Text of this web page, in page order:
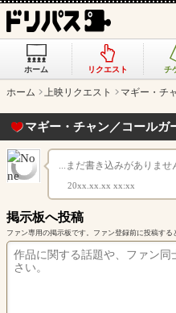
ホーム リクエスト チ
ホーム 上映リクエスト マギー・チ
マギー・チャン／コールガ
...まだ書き込みがありま
20xx.xx.xx xx:xx
掲示板へ投稿
ファン専用の掲示板です。ファン登録前に投稿する